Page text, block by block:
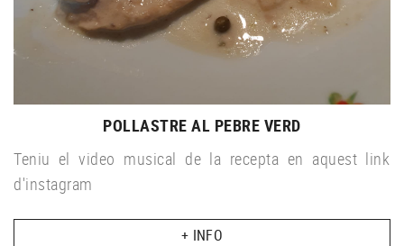
POLLASTRE AL PEBRE VERD
Teniu el video musical de la recepta en aquest link
d'instagram
+ INFO